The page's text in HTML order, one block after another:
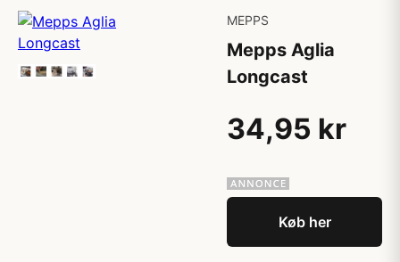
MEPPS
Mepps Aglia
Longcast
34,95 kr
Køb her